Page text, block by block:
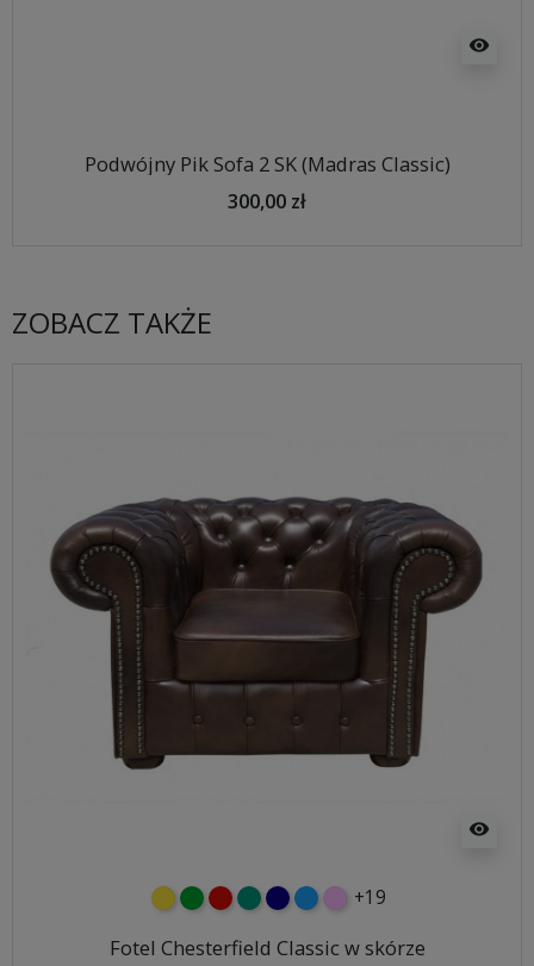
visibility
Podwójny Pik Sofa 2 SK (Madras Classic)
300,00 zł
ZOBACZ TAKŻE
visibility
żółtyzielonyczerwony
turkusowy
granatowy
niebieski
różowy
+19
Fotel Chesterfield Classic w skórze